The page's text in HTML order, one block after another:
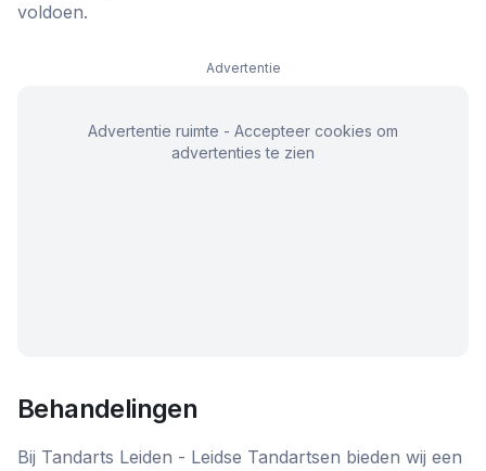
voldoen.
Advertentie
Advertentie ruimte - Accepteer cookies om
advertenties te zien
Behandelingen
Bij Tandarts Leiden - Leidse Tandartsen bieden wij een